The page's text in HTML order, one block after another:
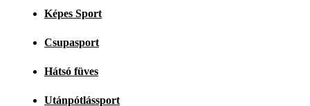
Képes Sport
Csupasport
Hátsó füves
Utánpótlássport